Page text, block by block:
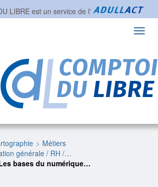
LIBRE est un service de l'
Métiers
générale / RH /…
bases du numérique…